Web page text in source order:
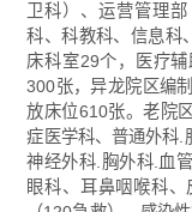
卫科）、运营管理
科、科教科、信息科
床科室29个，医疗
300张，异龙院区编
放床位610张。老院
症医学科、普通外科.
神经外科.胸外科.血
眼科、耳鼻咽喉科